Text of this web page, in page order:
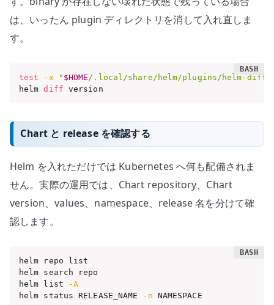
は、いったん plugin ディレクトリを消して入れ直しま
す。
test -x " $HOME/.local/share/helm/plugins/helm-
helm diff version
Chart と release を確認する
Helm を入れただけでは Kubernetes へ何も配備されま
せん。実際の運用では、Chart repository、Chart
version、values、namespace、release 名を分けて確
認します。
helm repo list
helm search repo
helm list
-A
helm status RELEASE_NAME
-n NAMESPACE